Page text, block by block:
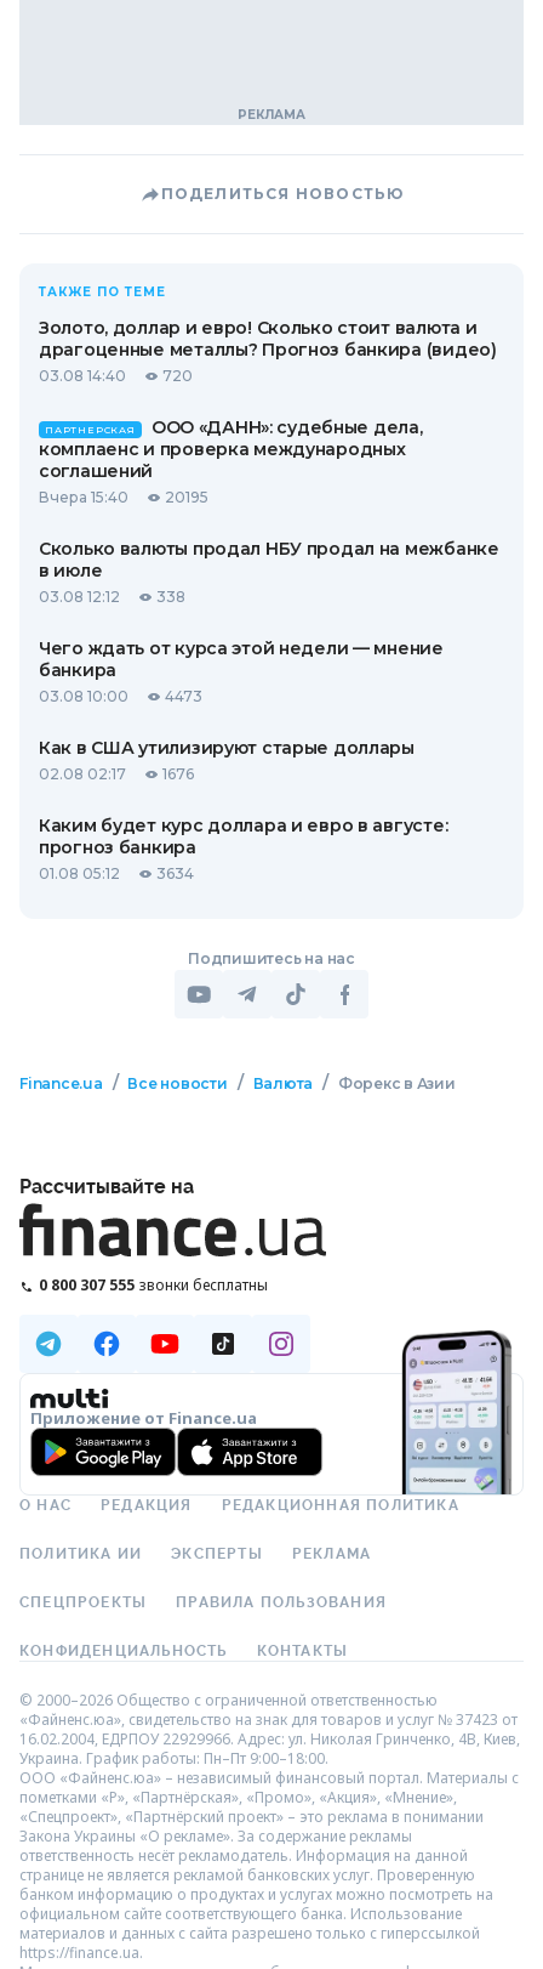
ПОДЕЛИТЬСЯ НОВОСТЬЮ
ТАКЖЕ ПО ТЕМЕ
Золото, доллар и евро! Сколько стоит валюта и
драгоценные металлы? Прогноз банкира (видео)
03.08 14:40 720
ПАРТНЕРСКАЯ
ООО «ДАНН»: судебные дела,
комплаенс и проверка международных
соглашений
Вчера 15:40 20195
Сколько валюты продал НБУ продал на межбанке
в июле
03.08 12:12 338
Чего ждать от курса этой недели — мнение
банкира
03.08 10:00 4473
Как в США утилизируют старые доллары
02.08 02:17 1676
Каким будет курс доллара и евро в августе:
прогноз банкира
01.08 05:12 3634
Подпишитесь на нас
Finance.ua / Все новости / Валюта / Форекс в Азии
Рассчитывайте на
0 800 307 555 звонки бесплатны
Приложение от Finance.ua
О НАС РЕДАКЦИЯ РЕДАКЦИОННАЯ ПОЛИТИКА
ПОЛИТИКА ИИ ЭКСПЕРТЫ РЕКЛАМА
СПЕЦПРОЕКТЫ ПРАВИЛА ПОЛЬЗОВАНИЯ
КОНФИДЕНЦИАЛЬНОСТЬ КОНТАКТЫ
© 2000–2026 Общество с ограниченной ответственностью
«Файненс.юа», свидетельство на знак для товаров и услуг № 37423 от
16.02.2004, ЕДРПОУ 22929966. Адрес: ул. Николая Гринченко, 4В, Киев,
Украина. График работы: Пн–Пт 9:00–18:00.
ООО «Файненс.юа» – независимый финансовый портал. Материалы с
пометками «Р», «Партнёрская», «Промо», «Акция», «Мнение»,
«Спецпроект», «Партнёрский проект» – это реклама в понимании
Закона Украины «О рекламе». За содержание рекламы
ответственность несёт рекламодатель. Информация на данной
странице не является рекламой банковских услуг. Проверенную
банком информацию о продуктах и услугах можно посмотреть на
официальном сайте соответствующего банка. Использование
материалов и данных с сайта разрешено только с гиперссылкой
https://finance.ua.